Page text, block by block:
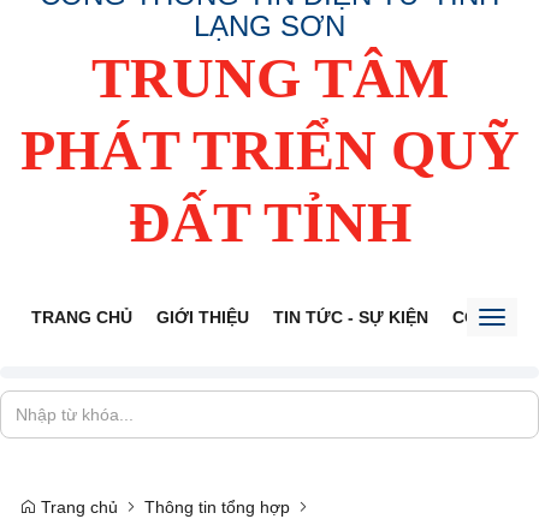
LẠNG SƠN
TRUNG TÂM
PHÁT TRIỂN QUỸ
ĐẤT TỈNH
TRANG CHỦ GIỚI THIỆU TIN TỨC - SỰ KIỆN CỔNG
Trang chủ
Thông tin tổng hợp